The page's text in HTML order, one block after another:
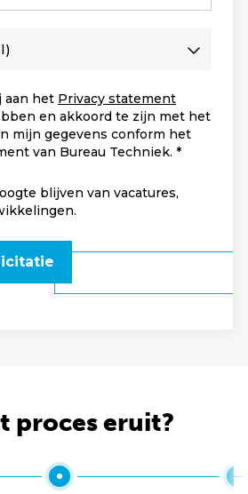
aan het Privacy statement
en akkoord te zijn met het
mijn gegevens conform het
van Bureau Techniek.
blijven van vacatures,
proces eruit?